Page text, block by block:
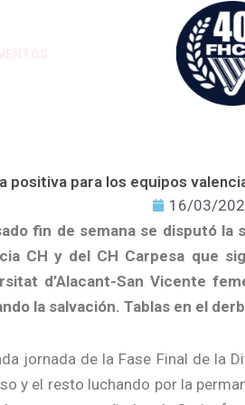
positiva para los equipos
16/03/
fin de semana se disputó la
CH y del CH Carpesa que
d’Alacant-San Vicente
la salvación. Tablas en el
jornada de la Fase Final de la
y el resto luchando por la